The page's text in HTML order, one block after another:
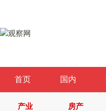
首页 国内
产业 房产